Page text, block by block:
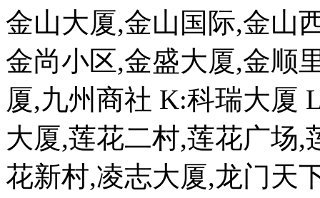
金山大厦,金山国际,金山
金尚小区,金盛大厦,金顺
厦,九州商社 K:科瑞大厦
大厦,莲花二村,莲花广场,
花新村,凌志大厦,龙门天